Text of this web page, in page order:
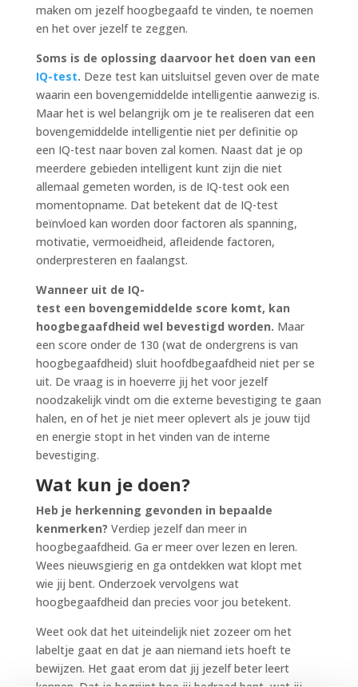
maken om jezelf hoogbegaafd te vinden, te noemen
en het over jezelf te zeggen.
Soms is de oplossing daarvoor het doen van een
IQ-test. Deze test kan uitsluitsel geven over de mate
waarin een bovengemiddelde intelligentie aanwezig is.
Maar het is wel belangrijk om je te realiseren dat een
bovengemiddelde intelligentie niet per definitie op
een IQ-test naar boven zal komen. Naast dat je op
meerdere gebieden intelligent kunt zijn die niet
allemaal gemeten worden, is de IQ-test ook een
momentopname. Dat betekent dat de IQ-test
beïnvloed kan worden door factoren als spanning,
motivatie, vermoeidheid, afleidende factoren,
onderpresteren en faalangst.
Wanneer uit de IQ-
test een bovengemiddelde score komt, kan
hoogbegaafdheid wel bevestigd worden. Maar
een score onder de 130 (wat de ondergrens is van
hoogbegaafdheid) sluit hoofdbegaafdheid niet per se
uit. De vraag is in hoeverre jij het voor jezelf
noodzakelijk vindt om die externe bevestiging te gaan
halen, en of het je niet meer oplevert als je jouw tijd
en energie stopt in het vinden van de interne
bevestiging.
Wat kun je doen?
Heb je herkenning gevonden in bepaalde
kenmerken? Verdiep jezelf dan meer in
hoogbegaafdheid. Ga er meer over lezen en leren.
Wees nieuwsgierig en ga ontdekken wat klopt met
wie jij bent. Onderzoek vervolgens wat
hoogbegaafdheid dan precies voor jou betekent.
Weet ook dat het uiteindelijk niet zozeer om het
labeltje gaat en dat je aan niemand iets hoeft te
bewijzen. Het gaat erom dat jij jezelf beter leert